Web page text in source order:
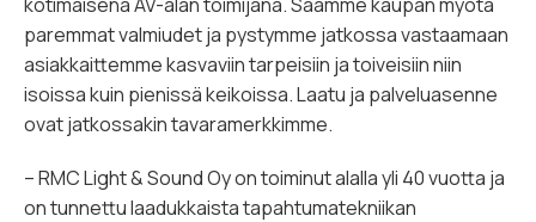
paremmat valmiudet ja pystymme jatkossa vastaamaan
asiakkaittemme kasvaviin tarpeisiin ja toiveisiin niin
isoissa kuin pienissä keikoissa. Laatu ja palveluasenne
ovat jatkossakin tavaramerkkimme.
– RMC Light & Sound Oy on toiminut alalla yli 40 vuotta ja
on tunnettu laadukkaista tapahtumatekniikan